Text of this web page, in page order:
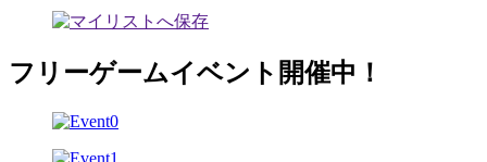
フリーゲームイベント開催中！